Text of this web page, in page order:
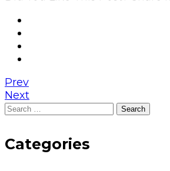
Prev
Next
Search
Categories